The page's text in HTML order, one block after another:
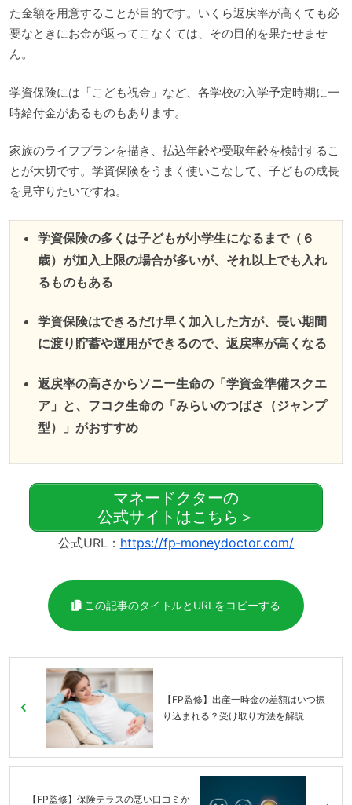
た金額を用意することが目的です。いくら返戻率が高くても必
要なときにお金が返ってこなくては、その目的を果たせませ
ん。
学資保険には「こども祝金」など、各学校の入学予定時期に一
時給付金があるものもあります。
家族のライフプランを描き、払込年齢や受取年齢を検討するこ
とが大切です。学資保険をうまく使いこなして、子どもの成長
を見守りたいですね。
学資保険の多くは子どもが小学生になるまで（６
歳）が加入上限の場合が多いが、それ以上でも入れ
るものもある
学資保険はできるだけ早く加入した方が、長い期間
に渡り貯蓄や運用ができるので、返戻率が高くなる
返戻率の高さからソニー生命の「学資金準備スクエ
ア」と、フコク生命の「みらいのつばさ（ジャンプ
型）」がおすすめ
マネードクターの
公式サイトはこちら＞
公式URL： https://fp-moneydoctor.com/
この記事のタイトルとURLをコピーする
【FP監修】出産一時金の差額はいつ振
り込まれる？受け取り方法を解説
【FP監修】保険テラスの悪い口コミか